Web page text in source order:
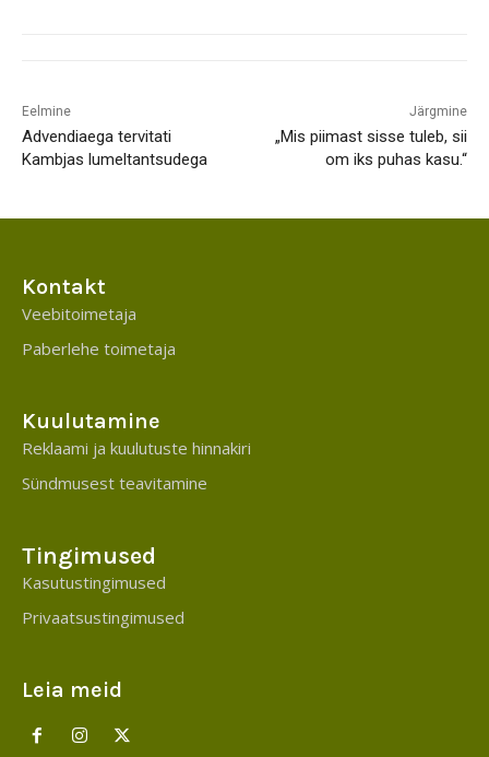
Eelmine
Advendiaega tervitati
Kambjas lumeltantsudega
Järgmine
„Mis piimast sisse tuleb, sii
om iks puhas kasu.“
Kontakt
Veebitoimetaja
Paberlehe toimetaja
Kuulutamine
Reklaami ja kuulutuste hinnakiri
Sündmusest teavitamine
Tingimused
Kasutustingimused
Privaatsustingimused
Leia meid